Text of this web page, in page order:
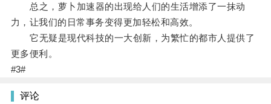
总之，萝卜加速器的出现给人们的生活增添了一抹动
力，让我们的日常事务变得更加轻松和高效。
它无疑是现代科技的一大创新，为繁忙的都市人提供了
更多便利。
#3#
评论